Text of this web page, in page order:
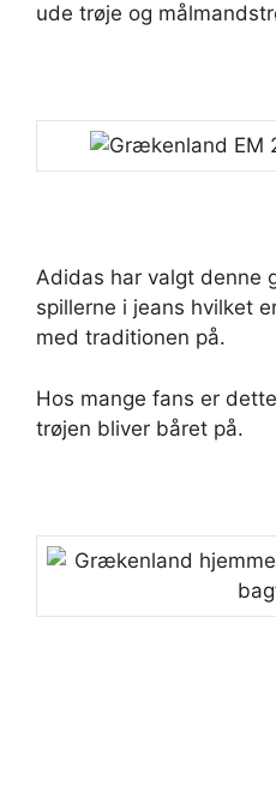
ude trøje og
Adidas har valgt denne
spillerne i jeans hvilket
med traditionen på.
Hos mange fans er
trøjen bliver båret på.